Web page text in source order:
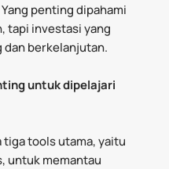
penting dipahami
tapi investasi yang
berkelanjutan.
untuk dipelajari
tiga tools utama, yaitu
untuk memantau